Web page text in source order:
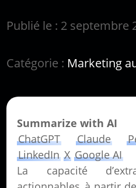
Publié le : 2 septembre
Catégorie : Marketing
Summarize with AI
ChatGPT
Claude
LinkedIn X Google AI
La capacité